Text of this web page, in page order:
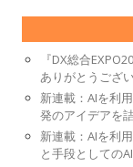
『DX総合
ありがとうござ
新連載：AIを利
発のアイデアを
新連載：AIを利
と手段としてのAI